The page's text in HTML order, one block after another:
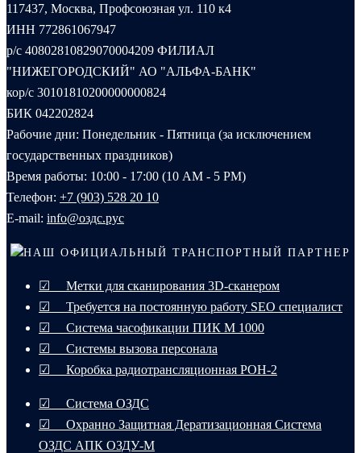
117437, Москва, Профсоюзная ул. 110 к4
ИНН 772861067947
р/с 40802810829070004209 ФИЛИАЛ
"НИЖЕГОРОДСКИЙ" АО "АЛЬФА-БАНК"
кор/с 30101810200000000824
БИК 042202824
Рабочие дни: Понедельник - Пятница (за исключением
государственных праздников)
Время работы: 10:00 - 17:00 (10 AM - 5 PM)
Телефон: +7 (903) 528 20 10‬
E-mail: info@оздс.рус
НАШ ОФИЦИАЛЬНЫЙ ТРАНСПОРТНЫЙ ПАРТНЕР
☑ Метки для сканирования 3D-сканером
☑ Требуется на постоянную работу SEO специалист
☑ Система часофикации ПИК М 1000
☑ Системы вызова персонала
☑ Коробка радиотрансляционная РОН-2
☑ Система ОЗДС
☑ Охранно Защитная Дератизационная Система
ОЗДС АПК ОЗДУ-М